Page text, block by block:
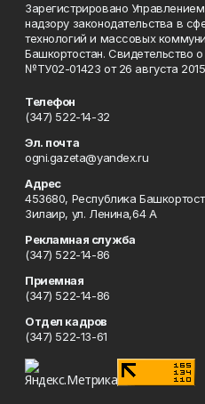
Зарегистрировано
надзору законодательства в
технологий и массовых
Башкортостан. Свидетельство
№ТУ02-01423 от 26 августа
Телефон
(347) 522-14-32
Эл. почта
ogni.gazeta@yandex.ru
Адрес
453680, Республика
Зилаир, ул. Ленина,64 А
Рекламная служба
(347) 522-14-86
Приемная
(347) 522-14-86
Отдел кадров
(347) 522-13-61